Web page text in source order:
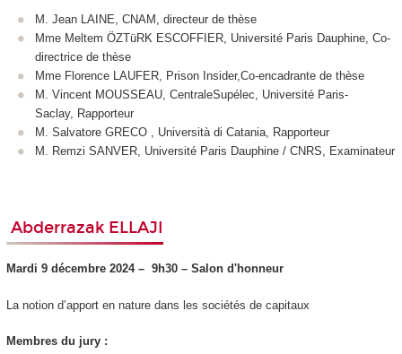
M. Jean LAINE, CNAM, directeur de thèse
Mme Meltem ÖZTüRK ESCOFFIER, Université Paris Dauphine, Co-
directrice de thèse
Mme Florence LAUFER, Prison Insider,Co-encadrante de thèse
M. Vincent MOUSSEAU, CentraleSupélec, Université Paris-
Saclay, Rapporteur
M. Salvatore GRECO , Università di Catania, Rapporteur
M. Remzi SANVER, Université Paris Dauphine / CNRS, Examinateur
Abderrazak ELLAJI
Mardi 9 décembre 2024 –9h30 – Salon d'honneur
La notion d’apport en nature dans les sociétés de capitaux
Membres du jury :